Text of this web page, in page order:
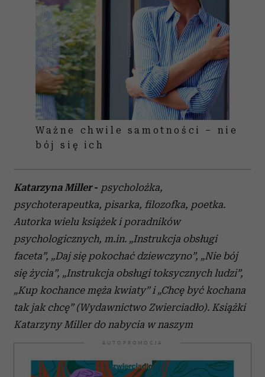
społecznościowym, reklamowym i analitycznym.
Partnerzy mogą połączyć te informacje z innymi danymi
otrzymanymi od Ciebie lub uzyskanymi podczas
korzystania z ich usług.
Ważne chwile samotności – nie
bój się ich
Katarzyna Miller- psycholożka,
psychoterapeutka, pisarka, filozofka, poetka.
Autorka wielu książek i poradników
psychologicznych, m.in. „Instrukcja obsługi
faceta”, „Daj się pokochać dziewczyno”, „Nie bój
się życia”, „Instrukcja obsługi toksycznych ludzi”,
„Kup kochance męża kwiaty” i „Chcę być kochana
tak jak chcę” (Wydawnictwo Zwierciadło). Książki
Katarzyny Miller do nabycia w naszym
AUTOPROMOCJA